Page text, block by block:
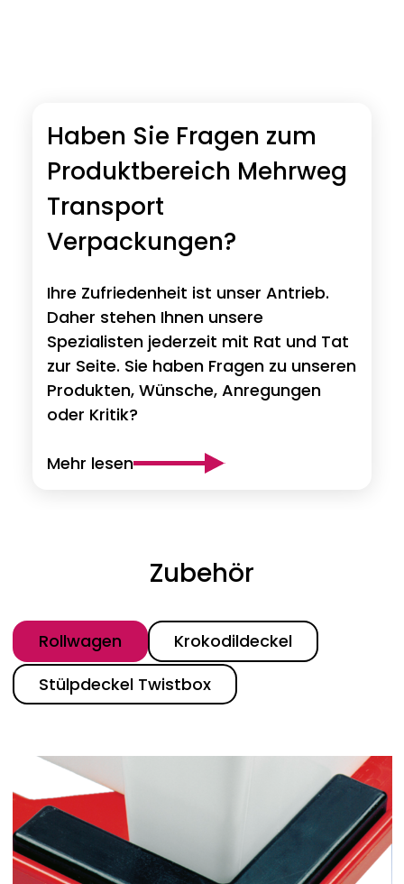
Haben Sie Fragen zum
Produktbereich Mehrweg
Transport
Verpackungen?
Ihre Zufriedenheit ist unser Antrieb.
Daher stehen Ihnen unsere
Spezialisten jederzeit mit Rat und Tat
zur Seite. Sie haben Fragen zu unseren
Produkten, Wünsche, Anregungen
oder Kritik?
Mehr lesen
Zubehör
Kategorie
Rollwagen
Krokodildeckel
Stülpdeckel Twistbox